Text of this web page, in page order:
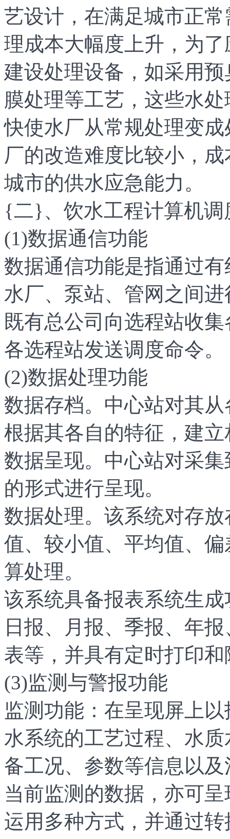
艺设计，在满足城市正
理成本大幅度上升，为
建设处理设备，如采用
膜处理等工艺，这些水
快使水厂从常规处理变
厂的改造难度比较小，
城市的供水应急能力。
{二}、饮水工程计算机调
(1)数据通信功能
数据通信功能是指通过
水厂、泵站、管网之间
既有总公司向选程站收
各选程站发送调度命令。
(2)数据处理功能
数据存档。中心站对其
根据其各自的特征，建
数据呈现。中心站对采
的形式进行呈现。
数据处理。该系统对存
值、较小值、平均值、
算处理。
该系统具备报表系统生
日报、月报、季报、年
表等，并具有定时打印
(3)监测与警报功能
监测功能：在呈现屏上
水系统的工艺过程、水
备工况、参数等信息以
当前监测的数据，亦可
运用多种方式，并通过